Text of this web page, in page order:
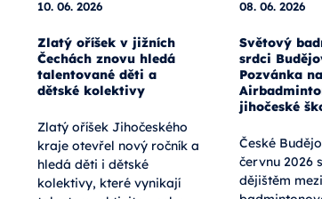
10. 06. 2026
Zlatý oříšek v jižních
Čechách znovu hledá
talentované děti a
dětské kolektivy
Zlatý oříšek Jihočeského
kraje otevřel nový ročník a
hledá děti i dětské
kolektivy, které vynikají
08. 06. 2026
Světový
srdci
Pozvánka na
jihočeské
České
červnu 2026
dějištěm